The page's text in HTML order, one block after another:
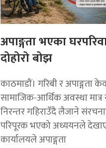
अपाङ्गता भएका
दोहोरो बोझ
काठमाडौं। गरिबी र अपाङ्गता
सामाजिक-आर्थिक अवस्था
निरन्तर गहिराउँदै लैजाने
परिपूरक भएको अध्ययनले
कार्यालयले अपाङ्गता